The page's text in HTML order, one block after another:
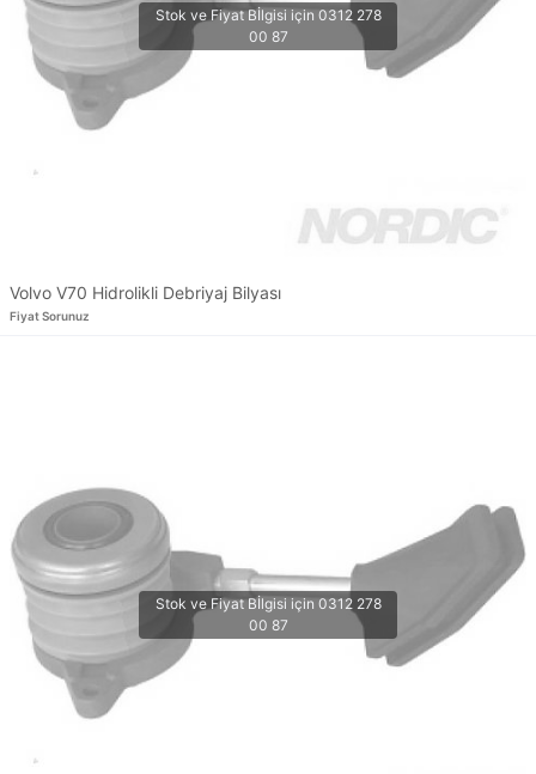
Volvo V70 Hidrolikli Debriyaj Bilyası
Fiyat Sorunuz